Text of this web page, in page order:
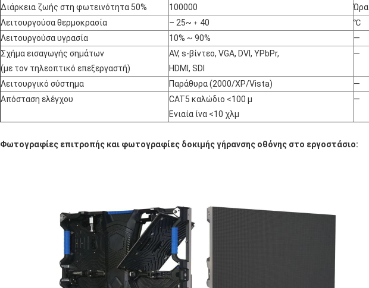
Διάρκεια ζωής στη φωτεινότητα 50%
100000
Ώρα
Λειτουργούσα θερμοκρασία
– 25~﹢40
℃
Λειτουργούσα υγρασία
10% ~ 90%
—
Σχήμα εισαγωγής σημάτων
(με τον τηλεοπτικό επεξεργαστή)
AV, s-βίντεο, VGA, DVI, YPbPr,
HDMI, SDI
—
Λειτουργικό σύστημα Παράθυρα (2000/XP/Vista)
—
Απόσταση ελέγχου
CAT5 καλώδιο <100 μ
Ενιαία ίνα <10 χλμ
—
Φωτογραφίες επιτροπής και φωτογραφίες δοκιμής γήρανσης οθόνης στο εργοστάσιο: